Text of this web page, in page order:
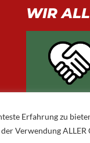
Erfahrung zu
Verwendung
WIR